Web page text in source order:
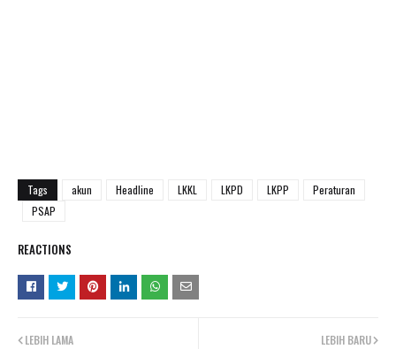
Tags akun Headline LKKL LKPD LKPP
Peraturan
PSAP
REACTIONS
LEBIH BARU
LEBIH LAMA